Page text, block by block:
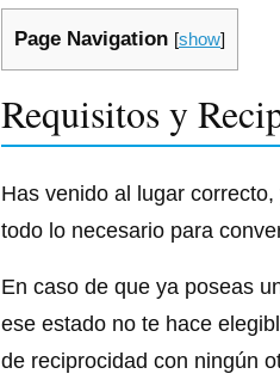
Page Navigation [show]
Requisitos y
Has venido al lugar
todo lo necesario para
En caso de que ya poseas
ese estado no te hace
de reciprocidad con ningún